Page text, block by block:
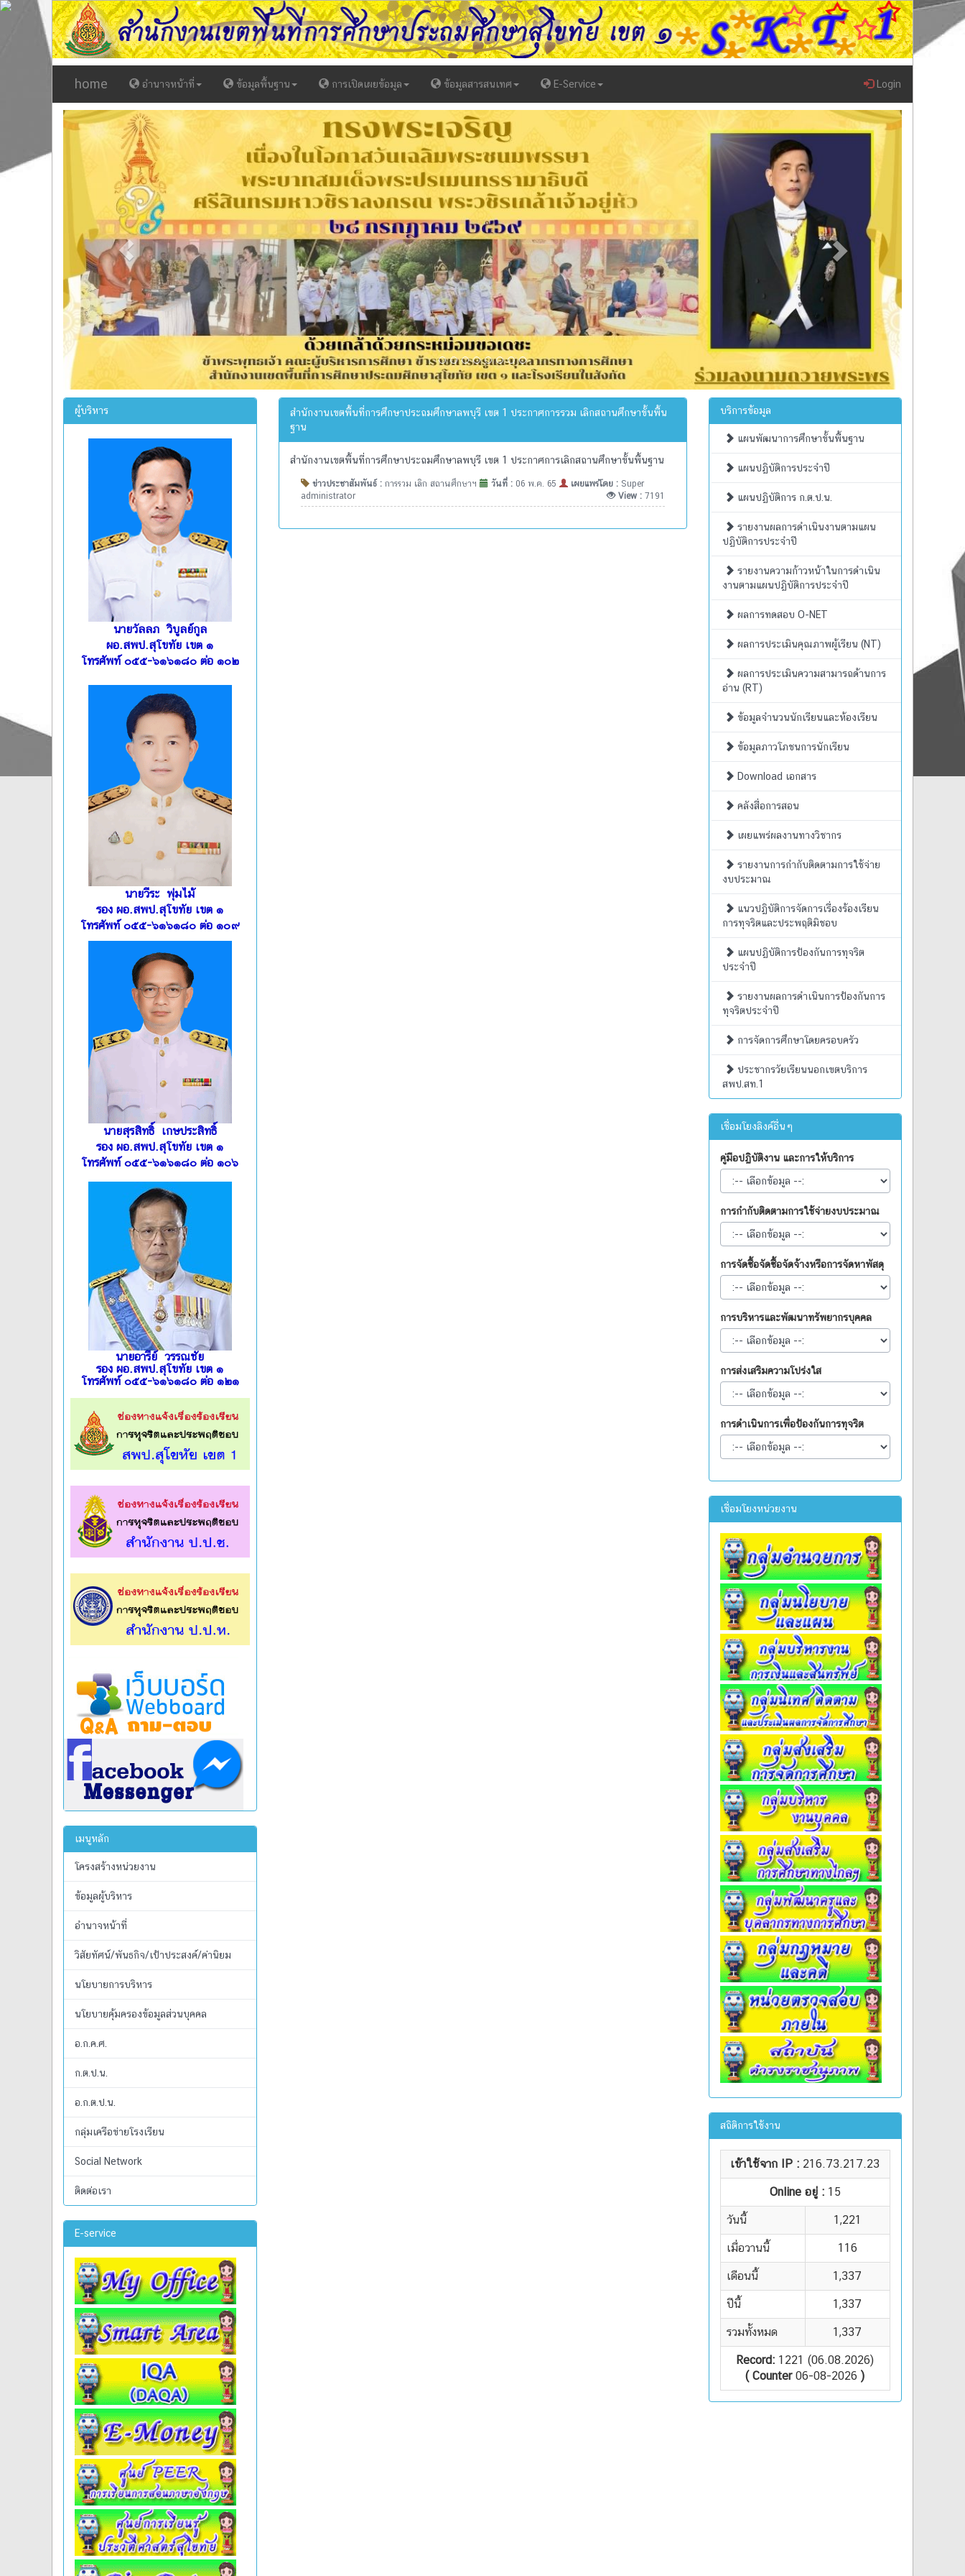
home อำนาจหน้าที่ ข้อมูลพื้นฐาน การเปิดเผยข้อมูล ข้อมูลสารสนเทศ E-Service Login
Previous Next
ผู้บริหาร
นายวัลลภ วิบูลย์กูล
ผอ.สพป.สุโขทัย เขต ๑
โทรศัพท์ ๐๕๕-๖๑๖๑๘๐ ต่อ ๑๐๒
นายวีระ พุ่มไม้
รอง ผอ.สพป.สุโขทัย เขต ๑
โทรศัพท์ ๐๕๕-๖๑๖๑๘๐ ต่อ ๑๐๙
นายสุรสิทธิ์ เกษประสิทธิ์
รอง ผอ.สพป.สุโขทัย เขต ๑
โทรศัพท์ ๐๕๕-๖๑๖๑๘๐ ต่อ ๑๐๖
นายอารีย์ วรรณชัย
รอง ผอ.สพป.สุโขทัย เขต ๑
โทรศัพท์ ๐๕๕-๖๑๖๑๘๐ ต่อ ๑๒๑
เมนูหลัก
โครงสร้างหน่วยงาน
ข้อมูลผู้บริหาร
อำนาจหน้าที่
วิสัยทัศน์/พันธกิจ/เป้าประสงค์/ค่านิยม
นโยบายการบริหาร
นโยบายคุ้มครองข้อมูลส่วนบุคคล
อ.ก.ค.ศ.
ก.ต.ป.น.
อ.ก.ต.ป.น.
กลุ่มเครือข่ายโรงเรียน
Social Network
ติดต่อเรา
E-service
สำนักงานเขตพื้นที่การศึกษาประถมศึกษาลพบุรี เขต 1 ประกาศการรวม เลิกสถานศึกษาขั้นพื้น
ฐาน
สำนักงานเขตพื้นที่การศึกษาประถมศึกษาลพบุรี เขต 1 ประกาศการเลิกสถานศึกษาขั้นพื้นฐาน
ข่าวประชาสัมพันธ์ : การรวม เลิก สถานศึกษาฯ วันที่ : 06 พ.ค. 65 เผยแพร่โดย : Super
administrator
View : 7191
บริการข้อมูล
แผนพัฒนาการศึกษาขั้นพื้นฐาน
แผนปฏิบัติการประจำปี
แผนปฏิบัติการ ก.ต.ป.น.
รายงานผลการดำเนินงานตามแผน
ปฏิบัติการประจำปี
รายงานความก้าวหน้าในการดำเนิน
งานตามแผนปฏิบัติการประจำปี
ผลการทดสอบ O-NET
ผลการประเมินคุณภาพผู้เรียน (NT)
ผลการประเมินความสามารถด้านการ
อ่าน (RT)
ข้อมูลจำนวนนักเรียนและห้องเรียน
ข้อมูลภาวโภชนการนักเรียน
Download เอกสาร
คลังสื่อการสอน
เผยแพร่ผลงานทางวิชากร
รายงานการกำกับติดตามการใช้จ่าย
งบประมาณ
แนวปฏิบัติการจัดการเรื่องร้องเรียน
การทุจริตและประพฤติมิชอบ
แผนปฏิบัติการป้องกันการทุจริต
ประจำปี
รายงานผลการดำเนินการป้องกันการ
ทุจริตประจำปี
การจัดการศึกษาโดยครอบครัว
ประชากรวัยเรียนนอกเขตบริการ
สพป.สท.1
เชื่อมโยงลิงค์อื่นๆ
คู่มือปฏิบัติงาน และการให้บริการ
การกำกับติดตามการใช้จ่ายงบประมาณ
การจัดซื้อจัดซื้อจัดจ้างหรือการจัดหาพัสดุ
การบริหารและพัฒนาทรัพยากรบุคคล
การส่งเสริมความโปร่งใส
การดำเนินการเพื่อป้องกันการทุจริต
เชื่อมโยงหน่วยงาน
สถิติการใช้งาน
เข้าใช้จาก IP : 216.73.217.23
Online อยู่ : 15
วันนี้ 1,221
เมื่อวานนี้ 116
เดือนนี้ 1,337
ปีนี้ 1,337
รวมทั้งหมด 1,337
Record: 1221 (06.08.2026)
( Counter06-08-2026 )